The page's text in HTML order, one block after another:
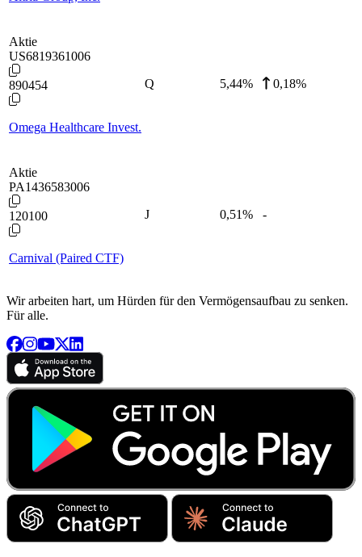
Aktie
US6819361006
890454
Omega Healthcare Invest.
Q 5,44% 0,18%
Aktie
PA1436583006
120100
Carnival (Paired CTF)
J 0,51% -
Wir arbeiten hart, um Hürden für den Vermögensaufbau zu senken.
Für alle.